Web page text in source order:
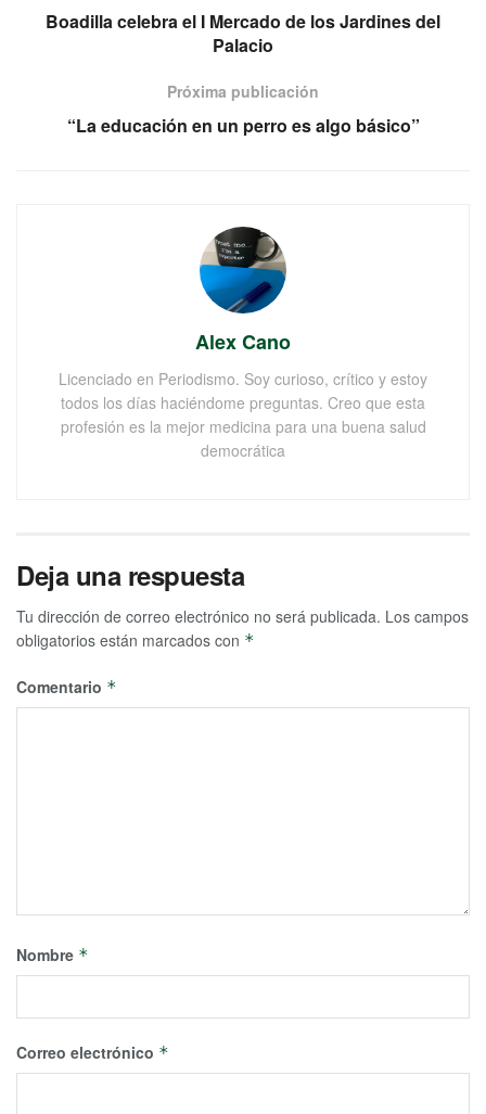
Boadilla celebra el I Mercado de los Jardines del
Palacio
Próxima publicación
“La educación en un perro es algo básico”
Alex Cano
Licenciado en Periodismo. Soy curioso, crítico y estoy
todos los días haciéndome preguntas. Creo que esta
profesión es la mejor medicina para una buena salud
democrática
Deja una respuesta
Tu dirección de correo electrónico no será publicada. Los campos
obligatorios están marcados con *
Comentario *
Nombre *
Correo electrónico *